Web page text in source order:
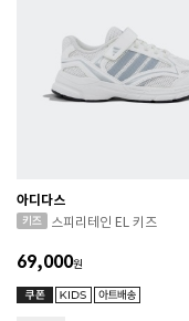
아디다스
스피리테인 EL 키즈
69,000원